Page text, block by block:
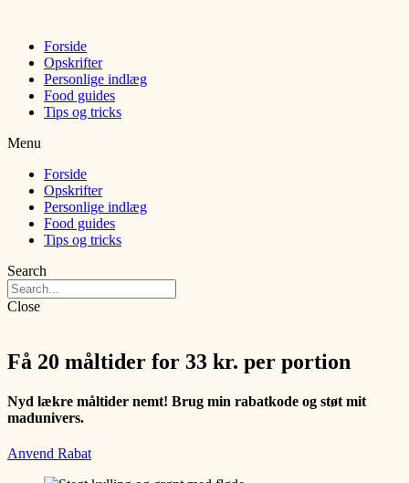
Forside
Opskrifter
Personlige indlæg
Food guides
Tips og tricks
Menu
Forside
Opskrifter
Personlige indlæg
Food guides
Tips og tricks
Search
Close
Få 20 måltider for 33 kr. per portion
Nyd lækre måltider nemt! Brug min rabatkode og støt mit
madunivers.
Anvend Rabat